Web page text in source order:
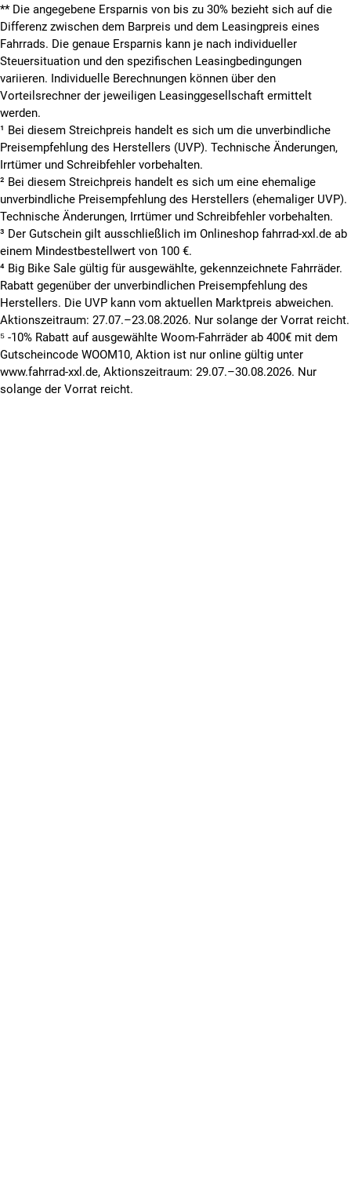
** Die angegebene Ersparnis von bis zu 30% bezieht sich auf die
Differenz zwischen dem Barpreis und dem Leasingpreis eines
Fahrrads. Die genaue Ersparnis kann je nach individueller
Steuersituation und den spezifischen Leasingbedingungen
variieren. Individuelle Berechnungen können über den
Vorteilsrechner der jeweiligen Leasinggesellschaft ermittelt
werden.
¹ Bei diesem Streichpreis handelt es sich um die unverbindliche
Preisempfehlung des Herstellers (UVP). Technische Änderungen,
Irrtümer und Schreibfehler vorbehalten.
² Bei diesem Streichpreis handelt es sich um eine ehemalige
unverbindliche Preisempfehlung des Herstellers (ehemaliger UVP).
Technische Änderungen, Irrtümer und Schreibfehler vorbehalten.
³ Der Gutschein gilt ausschließlich im Onlineshop fahrrad-xxl.de ab
einem Mindestbestellwert von 100 €.
⁴ Big Bike Sale gültig für ausgewählte, gekennzeichnete Fahrräder.
Rabatt gegenüber der unverbindlichen Preisempfehlung des
Herstellers. Die UVP kann vom aktuellen Marktpreis abweichen.
Aktionszeitraum: 27.07.–23.08.2026. Nur solange der Vorrat reicht.
⁵ -10% Rabatt auf ausgewählte Woom-Fahrräder ab 400€ mit dem
Gutscheincode WOOM10, Aktion ist nur online gültig unter
www.fahrrad-xxl.de, Aktionszeitraum: 29.07.–30.08.2026. Nur
solange der Vorrat reicht.